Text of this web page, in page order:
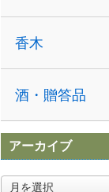
香木
酒・贈答品
アーカイブ
ア